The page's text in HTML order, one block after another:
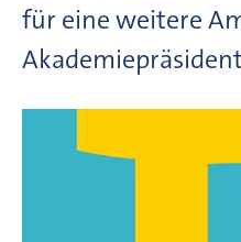
für eine weitere